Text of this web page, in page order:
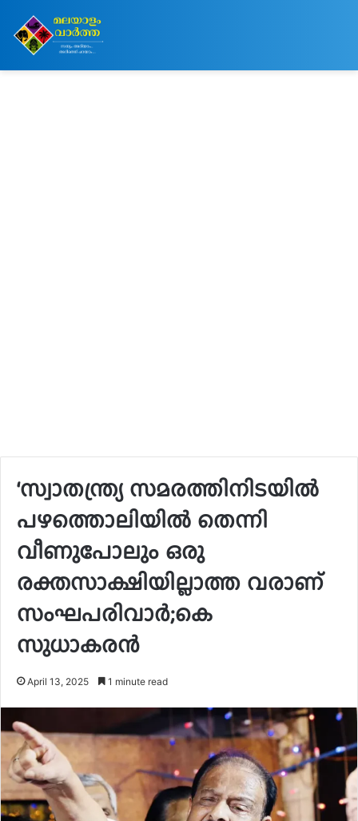
‘സ്വാതന്ത്ര്യ സമരത്തിനിടയിൽ
പഴത്തൊലിയിൽ തെന്നി
വീണുപോലും ഒരു
രക്തസാക്ഷിയില്ലാത്ത വരാണ്
സംഘപരിവാർ;കെ
സുധാകരൻ
April 13, 2025 1 minute read